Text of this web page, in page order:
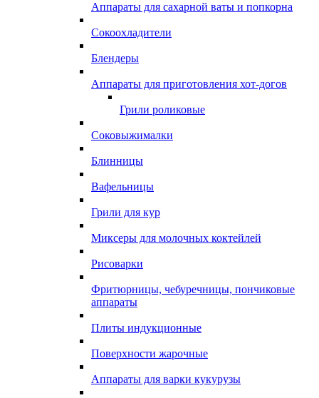
Аппараты для сахарной ваты и попкорна
Сокоохладители
Блендеры
Аппараты для приготовления хот-догов
Грили роликовые
Соковыжималки
Блинницы
Вафельницы
Грили для кур
Миксеры для молочных коктейлей
Рисоварки
Фритюрницы, чебуречницы, пончиковые
аппараты
Плиты индукционные
Поверхности жарочные
Аппараты для варки кукурузы